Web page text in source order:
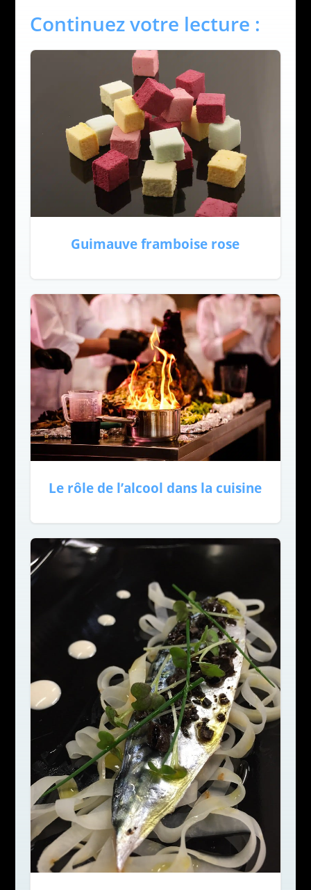
Continuez votre lecture :
Guimauve framboise rose
Le rôle de l’alcool dans la cuisine